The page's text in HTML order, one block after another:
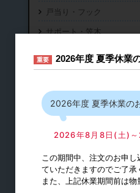
戸当り・フック
サポート・笠木
重要 2026年度 夏季休業
2026年度 夏季休業の
2026年8月8日(土)～
この期間中、注文のお申
ていただきますのでご了承
また、上記休業期間前は